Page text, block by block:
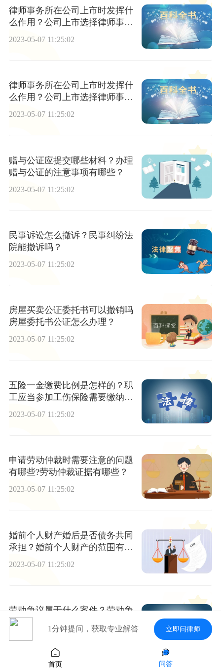
律师事务所在公司上市时发挥什
么作用？公司上市选择律师事务
2023-05-07 11:25:02
律师事务所在公司上市时发挥什
么作用？公司上市选择律师事务
所从几个方面考虑？
2023-05-07 11:25:02
赠与公证应提交哪些材料？办理
赠与公证的注意事项有哪些？
2023-05-07 11:25:02
民事诉讼怎么撤诉？民事纠纷法
院能撤诉吗？
2023-05-07 11:25:02
房屋买卖公证委托书可以撤销吗
房屋委托书公证怎么办理？
2023-05-07 11:25:02
五险一金缴费比例是怎样的？职
工应当参加工伤保险需要缴纳工
2023-05-07 11:25:02
申请劳动仲裁时需要注意的问题
有哪些?劳动仲裁证据有哪些？
2023-05-07 11:25:02
婚前个人财产婚后是否债务共同
承担？婚前个人财产的范围有多
2023-05-07 11:25:02
劳动争议属于什么案件？劳动争
议案件属于民事诉讼吗?
2023-05-07 11:25:02
1分钟提问，获取专业解答 立即问律师
首页 问答